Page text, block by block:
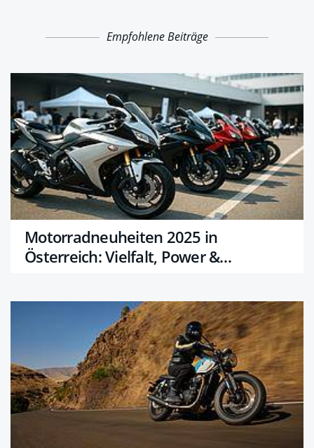
Empfohlene Beiträge
Motorradneuheiten 2025 in
Österreich: Vielfalt, Power &